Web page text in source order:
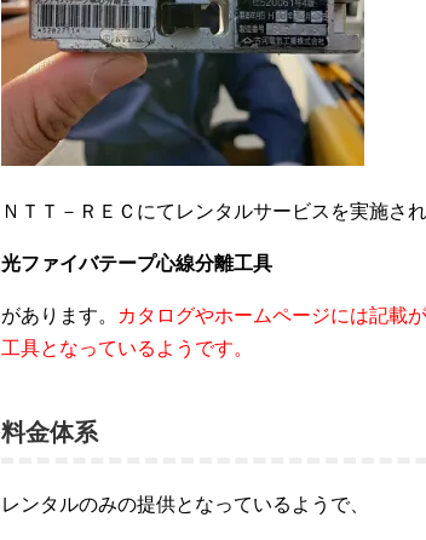
ＮＴＴ－ＲＥＣにてレンタルサービスを実施さ
光ファイバテープ心線分離工具
があります。
カタログやホームページには記載
工具となっているようです。
料金体系
レンタルのみの提供となっているようで、